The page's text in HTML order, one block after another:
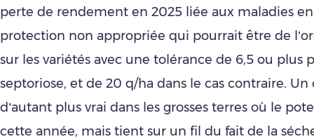
perte de rendement en 2025 liée aux maladies
protection non appropriée qui pourrait être de
sur les variétés avec une tolérance de 6,5 ou plus
septoriose, et de 20 q/ha dans le cas contraire. Un
d’autant plus vrai dans les grosses terres où le
cette année, mais tient sur un fil du fait de la